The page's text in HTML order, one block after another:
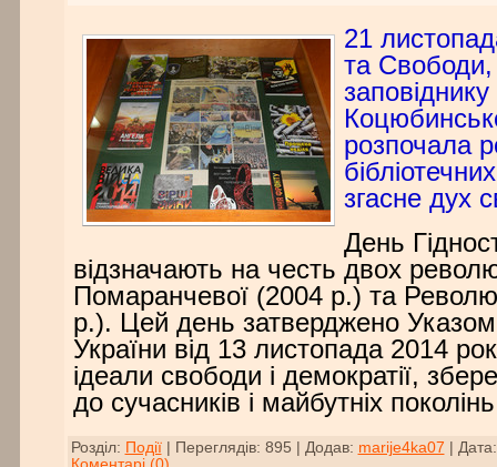
21
та Свободи,
розпочала
згасне дух
День
відзначають на честь двох
Помаранчевої (2004 р.) та
р.). Цей день затверджено
України від 13 листопада 2014
ідеали свободи і демократії,
до сучасників і майбутніх
Розділ: Події| Переглядів: 895 Додав: marije4ka07
Дата: